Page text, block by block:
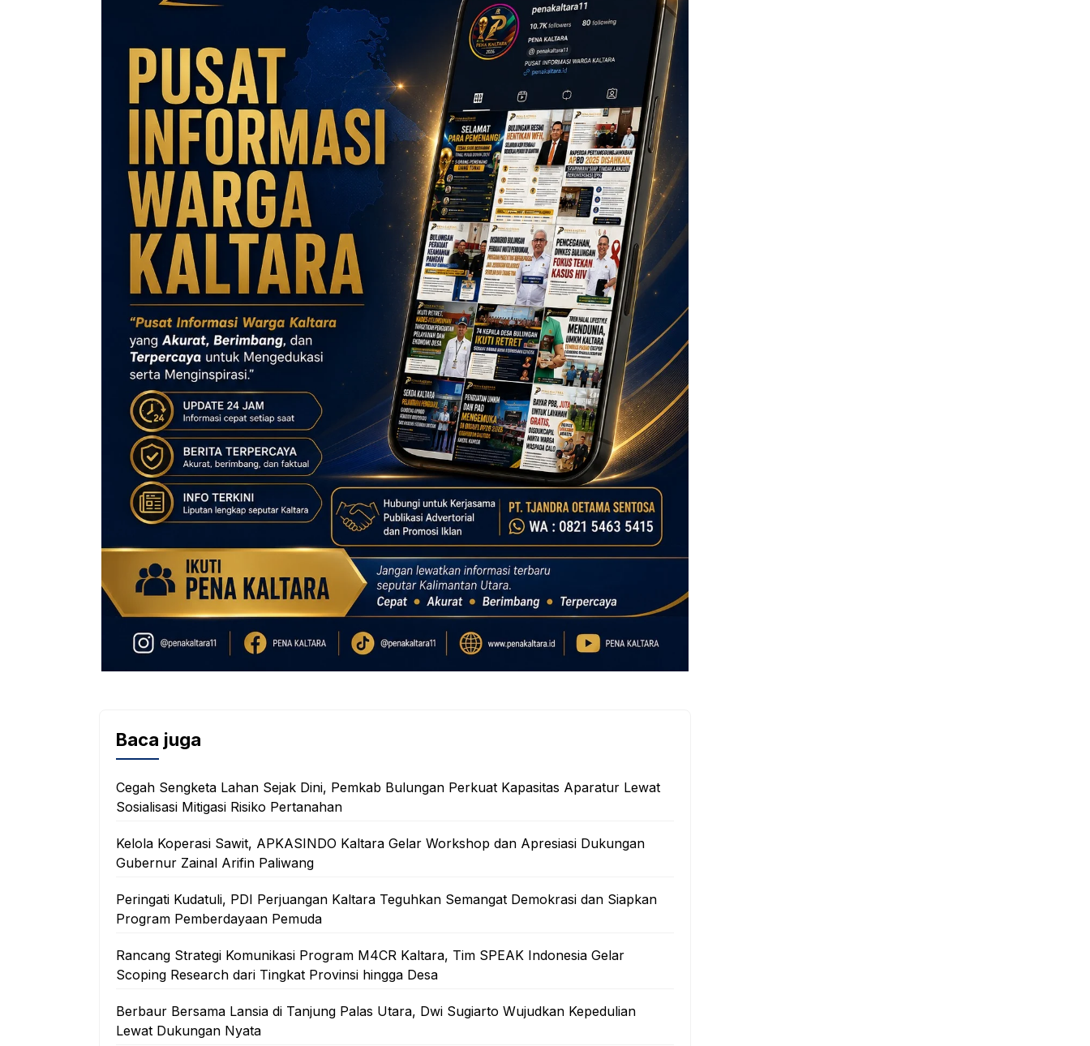
Baca juga
Cegah Sengketa Lahan Sejak Dini, Pemkab Bulungan Perkuat Kapasitas Aparatur Lewat
Sosialisasi Mitigasi Risiko Pertanahan
Kelola Koperasi Sawit, APKASINDO Kaltara Gelar Workshop dan Apresiasi Dukungan
Gubernur Zainal Arifin Paliwang
Peringati Kudatuli, PDI Perjuangan Kaltara Teguhkan Semangat Demokrasi dan Siapkan
Program Pemberdayaan Pemuda
Rancang Strategi Komunikasi Program M4CR Kaltara, Tim SPEAK Indonesia Gelar
Scoping Research dari Tingkat Provinsi hingga Desa
Berbaur Bersama Lansia di Tanjung Palas Utara, Dwi Sugiarto Wujudkan Kepedulian
Lewat Dukungan Nyata